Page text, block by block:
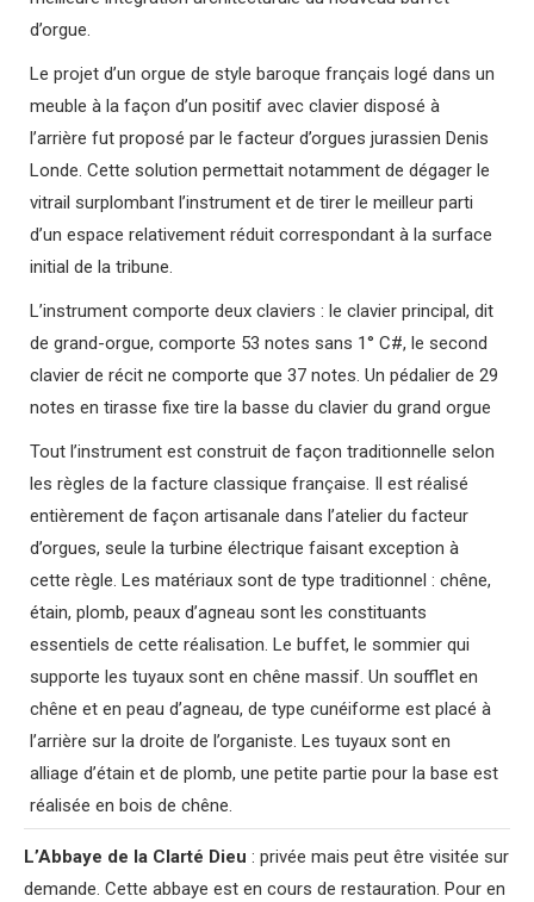
d’orgue.
Le projet d’un orgue de style baroque français logé dans un
meuble à la façon d’un positif avec clavier disposé à
l’arrière fut proposé par le facteur d’orgues jurassien Denis
Londe. Cette solution permettait notamment de dégager le
vitrail surplombant l’instrument et de tirer le meilleur parti
d’un espace relativement réduit correspondant à la surface
initial de la tribune.
L’instrument comporte deux claviers : le clavier principal, dit
de grand-orgue, comporte 53 notes sans 1° C#, le second
clavier de récit ne comporte que 37 notes. Un pédalier de 29
notes en tirasse fixe tire la basse du clavier du grand orgue
Tout l’instrument est construit de façon traditionnelle selon
les règles de la facture classique française. Il est réalisé
entièrement de façon artisanale dans l’atelier du facteur
d’orgues, seule la turbine électrique faisant exception à
cette règle. Les matériaux sont de type traditionnel : chêne,
étain, plomb, peaux d’agneau sont les constituants
essentiels de cette réalisation. Le buffet, le sommier qui
supporte les tuyaux sont en chêne massif. Un soufflet en
chêne et en peau d’agneau, de type cunéiforme est placé à
l’arrière sur la droite de l’organiste. Les tuyaux sont en
alliage d’étain et de plomb, une petite partie pour la base est
réalisée en bois de chêne.
L’Abbaye de la Clarté Dieu : privée mais peut être visitée sur
demande. Cette abbaye est en cours de restauration. Pour en